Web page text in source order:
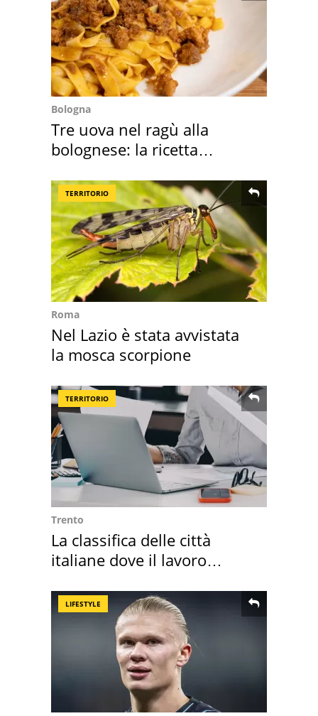
Bologna
Tre uova nel ragù alla
bolognese: la ricetta
TERRITORIO
Roma
Nel Lazio è stata avvistata
la mosca scorpione
TERRITORIO
Trento
La classifica delle città
italiane dove il lavoro
LIFESTYLE